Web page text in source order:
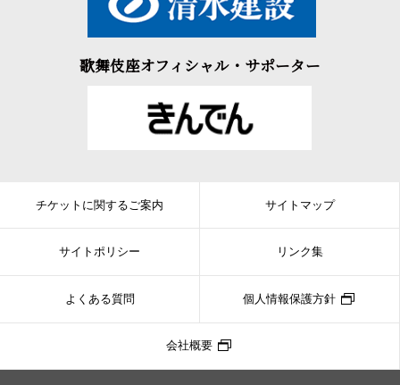
歌舞伎座オフィシャル・サポーター
チケットに関するご案内 サイトマップ
サイトポリシー リンク集
よくある質問 個人情報保護方針
会社概要